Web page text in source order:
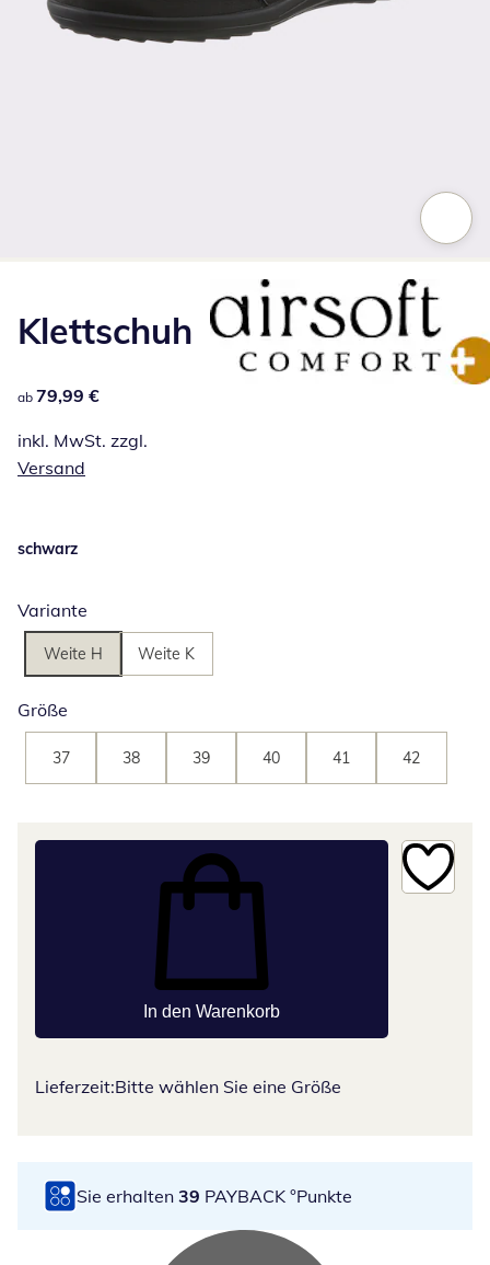
Klettschuh
79,99 €
ab 79,99 €
inkl. MwSt. zzgl.
Versand
schwarz
Variante
Weite H Weite K
Größe
37 38 39 40 41 42
In den Warenkorb
Lieferzeit:Bitte wählen Sie eine Größe
Sie erhalten 39 PAYBACK °Punkte